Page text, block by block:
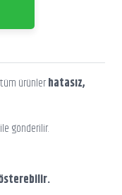
tüm ürünlerhatasız,
gönderilir.